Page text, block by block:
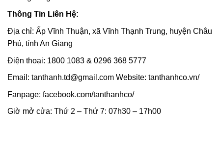
Thông Tin Liên Hệ:
Địa chỉ: Ấp Vĩnh Thuận, xã Vĩnh Thạnh Trung, huyện Châu
Phú, tỉnh An Giang
Điện thoại: 1800 1083 & 0296 368 5777
Email: tanthanh.td@gmail.com Website: tanthanhco.vn/
Fanpage: facebook.com/tanthanhco/
Giờ mở cửa: Thứ 2 – Thứ 7: 07h30 – 17h00